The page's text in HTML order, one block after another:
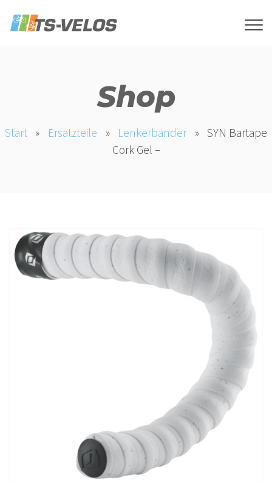
Shop
Start » Ersatzteile » Lenkerbänder » SYN Bartape
Cork Gel –